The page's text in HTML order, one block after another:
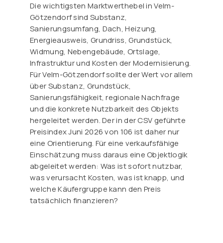
Die wichtigsten Marktwerthebel in Velm-
Götzendorf sind Substanz,
Sanierungsumfang, Dach, Heizung,
Energieausweis, Grundriss, Grundstück,
Widmung, Nebengebäude, Ortslage,
Infrastruktur und Kosten der Modernisierung.
Für Velm-Götzendorf sollte der Wert vor allem
über Substanz, Grundstück,
Sanierungsfähigkeit, regionale Nachfrage
und die konkrete Nutzbarkeit des Objekts
hergeleitet werden. Der in der CSV geführte
Preisindex Juni 2026 von 106 ist daher nur
eine Orientierung. Für eine verkaufsfähige
Einschätzung muss daraus eine Objektlogik
abgeleitet werden: Was ist sofort nutzbar,
was verursacht Kosten, was ist knapp, und
welche Käufergruppe kann den Preis
tatsächlich finanzieren?